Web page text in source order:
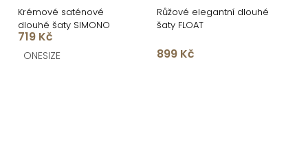
Krémové saténové
dlouhé šaty SIMONO
719 Kč
ONESIZE
Růžové elegantní dlouhé
šaty FLOAT
899 Kč